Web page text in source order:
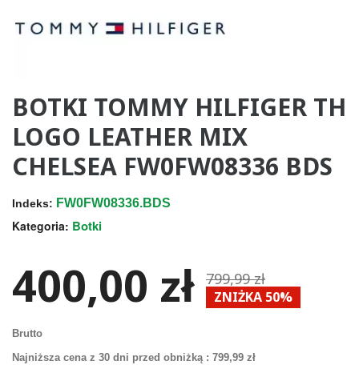
BOTKI TOMMY HILFIGER TH
LOGO LEATHER MIX
CHELSEA FW0FW08336 BDS
Indeks: FW0FW08336.BDS
Kategoria: Botki
400,00 zł 799,99 zł
ZNIŻKA 50%
Brutto
Najniższa cena z 30 dni przed obniżką : 799,99 zł